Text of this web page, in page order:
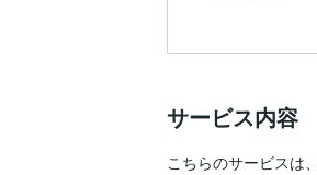
サービス内容
こちらのサービスは